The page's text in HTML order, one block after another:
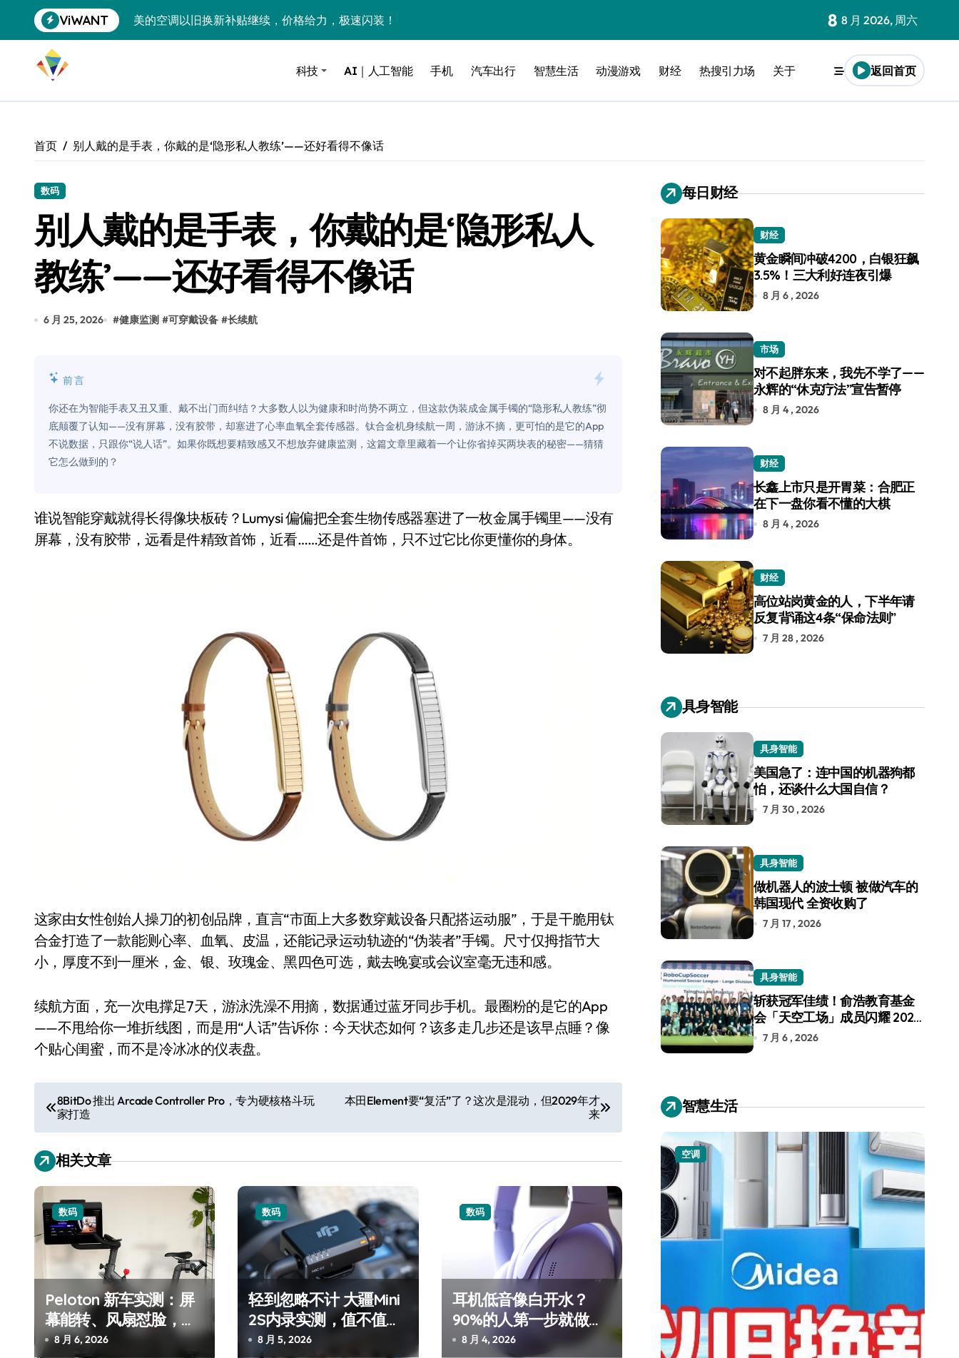
到
ViWANT
美的空调以旧换新补贴继续，价格给力，极速闪装！
黄金瞬间冲破4200，白银狂飙3.5%！三大利好连夜引爆
特斯拉中国卖第五，丰田一季净赚两个比亚迪——中国车企该醒醒了
Xbox七月大崩盘：裁员3200、卖工作室、网络瘫了，微软这次真急了
谷歌DeepMind创始人辞去CEO，但继续“垂帘听政”？
全球最小U盘，容量却碾压iPhone 17顶配？闪迪这波操作太狠了
400层堆叠、性能翻倍 三星把最新存储技术给了AI
别再用汽车USB给MacBook充电了！老司机教你3招真·快充
花钱买宝马，启动先看蜘蛛侠？”车主怒了：车内不是广告屏！
维修店最怕的“作死”操作：把手机塞冰箱，你中招了吗？
国际首次！中国钙钛矿探测器太空“开箱”，一边探测射线一边光伏发电
小米涨价！K90跳上3099，小米17标准版逼近4800
长鑫上市只是开胃菜：合肥正在下一盘你看不懂的大棋
耳机低音像白开水？90%的人第一步就做错了
复古玩家狂喜：Anbernic第三次复刻GBA SP，情怀拉满
Xbox 360 游戏终于要登 PC，光盘党也能“以盘换数”了？
AirTag 新版到底香不香？一篇帮你避坑+种草
8 8 月 2026, 周六
科技 AI｜人工智能 手机 汽车出行 智慧生活 动漫游戏 财经 热搜引力场 关于 返回首页
首页 别人戴的是手表，你戴的是‘隐形私人教练’——还好看得不像话
数码
别人戴的是手表，你戴的是‘隐形私人
教练’——还好看得不像话
6 月 25, 2026 #健康监测 #可穿戴设备 #长续航
前言
你还在为智能手表又丑又重、戴不出门而纠结？大多数人以为健康和时尚势不两立，但这款伪装成金属手镯的“隐形私人教练”彻
底颠覆了认知——没有屏幕，没有胶带，却塞进了心率血氧全套传感器。钛合金机身续航一周，游泳不摘，更可怕的是它的App
不说数据，只跟你“说人话”。如果你既想要精致感又不想放弃健康监测，这篇文章里藏着一个让你省掉买两块表的秘密——猜猜
它怎么做到的？
谁说智能穿戴就得长得像块板砖？Lumysi 偏偏把全套生物传感器塞进了一枚金属手镯里——没有
屏幕，没有胶带，远看是件精致首饰，近看……还是件首饰，只不过它比你更懂你的身体。
这家由女性创始人操刀的初创品牌，直言“市面上大多数穿戴设备只配搭运动服”，于是干脆用钛
合金打造了一款能测心率、血氧、皮温，还能记录运动轨迹的“伪装者”手镯。尺寸仅拇指节大
小，厚度不到一厘米，金、银、玫瑰金、黑四色可选，戴去晚宴或会议室毫无违和感。
续航方面，充一次电撑足7天，游泳洗澡不用摘，数据通过蓝牙同步手机。最圈粉的是它的App
——不甩给你一堆折线图，而是用“人话”告诉你：今天状态如何？该多走几步还是该早点睡？像
个贴心闺蜜，而不是冷冰冰的仪表盘。
文
章
导
航
8BitDo 推出 Arcade Controller Pro，专为硬核格斗玩
家打造
本田Element要“复活”了？这次是混动，但2029年才
来
相关文章
数码
Peloton 新车实测：屏
幕能转、风扇怼脸，但
最狠的是那个机械音
8 月 6, 2026
数码
轻到忽略不计 大疆Mini
2S内录实测，值不值得
冲？
8 月 5, 2026
数码
耳机低音像白开水？
90%的人第一步就做错
了8 月 4, 2026
每日财经
财经
黄金瞬间冲破4200，白银狂飙
3.5%！三大利好连夜引爆
8 月 6 , 2026
市场
对不起胖东来，我先不学了——
永辉的“休克疗法”宣告暂停
8 月 4 , 2026
财经
长鑫上市只是开胃菜：合肥正
在下一盘你看不懂的大棋
8 月 4 , 2026
财经
高位站岗黄金的人，下半年请
反复背诵这4条“保命法则”
7 月 28 , 2026
具身智能
具身智能
美国急了：连中国的机器狗都
怕，还谈什么大国自信？
7 月 30 , 2026
具身智能
做机器人的波士顿 被做汽车的
韩国现代 全资收购了
7 月 17 , 2026
具身智能
斩获冠军佳绩！俞浩教育基金
会「天空工场」成员闪耀 2026
RoboCup 机器人世界杯
7 月 6 , 2026
智慧生活
空调